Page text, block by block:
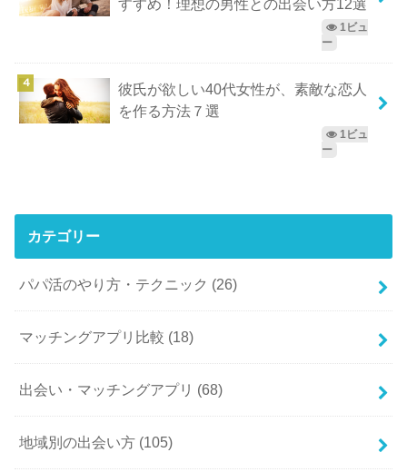
すすめ！理想の男性との出会い方12選
1ビュ
ー
彼氏が欲しい40代女性が、素敵な恋人
を作る方法７選
1ビュ
ー
カテゴリー
パパ活のやり方・テクニック (26)
マッチングアプリ比較 (18)
出会い・マッチングアプリ (68)
地域別の出会い方 (105)